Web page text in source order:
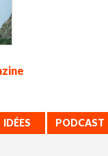
IDÉES
PODCAST